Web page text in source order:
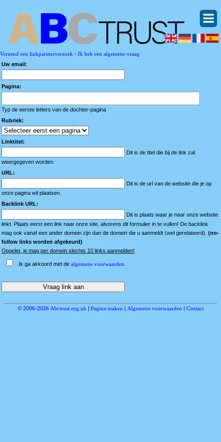
Verzend een linkpartnerverzoek - Ik heb een algemene vraag
Uw email:
Pagina:
Typ de eerste letters van de dochter-pagina
Rubriek:
Linktitel:
Dit is de titel die bij de link zal
weergegeven worden.
URL:
Dit is de url van de website die je op
onze pagina wil plaatsen.
Backlink URL:
Dit is plaats waar je naar onze website
linkt. Plaats eerst een link naar onze site, alvorens dit formulier in te vullen! De backlink
mag ook vanaf een ander domein zijn dan de domein die u aanmeldt (wel gerelateerd). (no-
follow links worden afgekeurd)
Opgelet, je mag per domein slechts 10 links aanmelden!
Ik ga akkoord met de algemene voorwaarden
© 2006-2026 Abctrust.org.uk | Pagina maken | Algemene voorwaarden | Contact